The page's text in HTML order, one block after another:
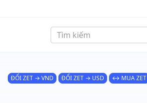
ĐỔI ZET → VND ĐỔI ZET → USD ↔ MUA ZET